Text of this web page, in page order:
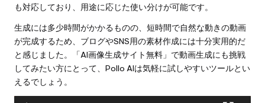
も対応しており、用途に応じた使い分けが可能です。
生成には多少時間がかかるものの、短時間で自然な動きの動画
が完成するため、ブログやSNS用の素材作成には十分実用的だ
と感じました。「AI画像生成サイト無料」で動画生成にも挑戦
してみたい方にとって、Pollo AIは気軽に試しやすいツールとい
えるでしょう。